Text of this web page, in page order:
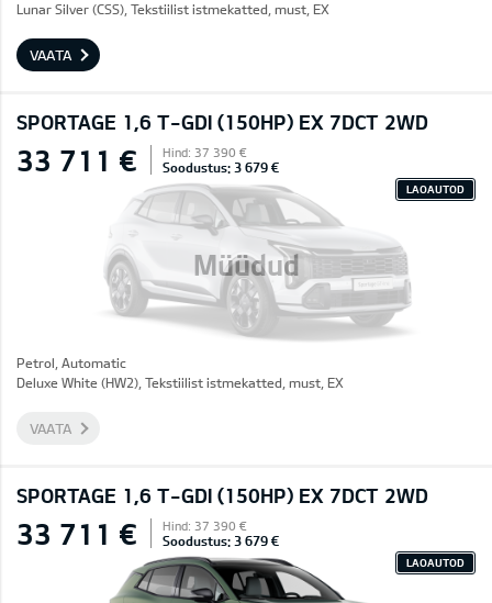
Lunar Silver (CSS), Tekstiilist istmekatted, must, EX
VAATA
SPORTAGE 1,6 T-GDI (150HP) EX 7DCT 2WD
Müüdud
33 711 € Hind: 37 390 €
Soodustus: 3 679 €
LAOAUTOD
Petrol, Automatic
Deluxe White (HW2), Tekstiilist istmekatted, must, EX
VAATA
SPORTAGE 1,6 T-GDI (150HP) EX 7DCT 2WD
33 711 € Hind: 37 390 €
Soodustus: 3 679 €
LAOAUTOD